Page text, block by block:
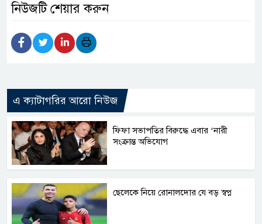
নিউজটি শেয়ার করুন
এ ক্যাটাগরির আরো নিউজ
ফিফা সভাপতির বিরুদ্ধে এবার ‘নারী
সংক্রান্ত অভিযোগ
ছেলেকে নিয়ে রোনালদোর যে বড় স্বপ্ন